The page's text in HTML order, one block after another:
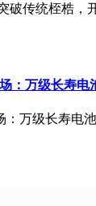
破传统桎梏，
：万级长寿电
：万级长寿电